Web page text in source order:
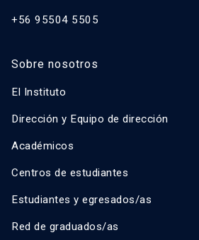
+56 95504 5505
Sobre nosotros
El Instituto
Dirección y Equipo de dirección
Académicos
Centros de estudiantes
Estudiantes y egresados/as
Red de graduados/as